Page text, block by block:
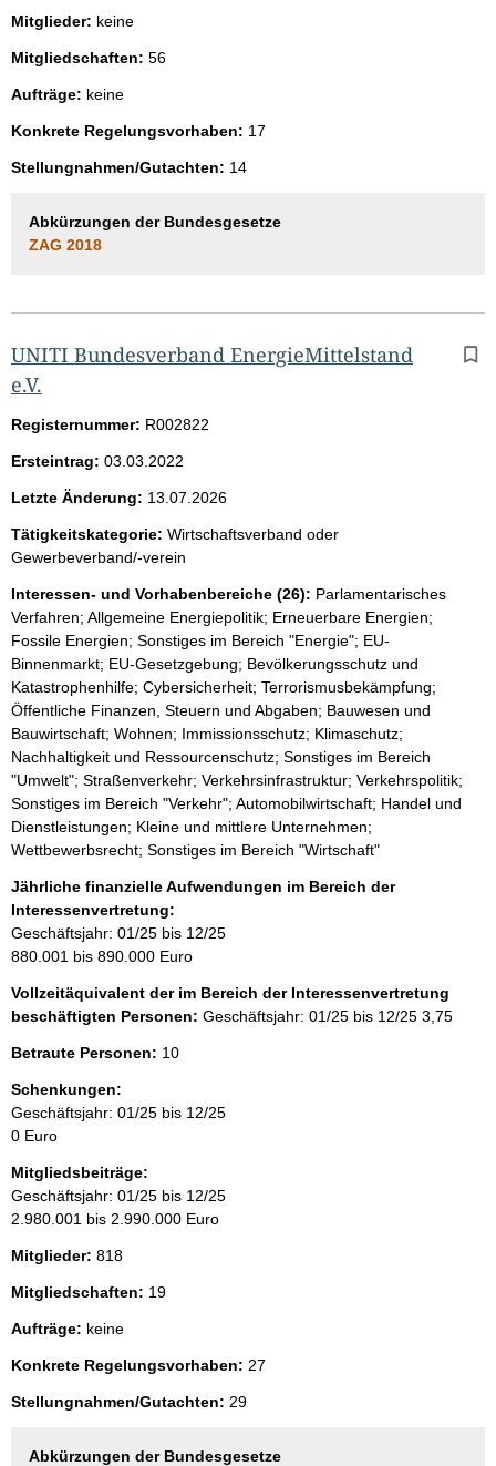
Mitglieder: keine
Mitgliedschaften: 56
Aufträge: keine
Konkrete Regelungsvorhaben: 17
Stellungnahmen/Gutachten: 14
Abkürzungen der Bundesgesetze
ZAG 2018
UNITI Bundesverband EnergieMittelstand
e.V.
Registernummer: R002822
Ersteintrag: 03.03.2022
Letzte Änderung: 13.07.2026
Tätigkeitskategorie: Wirtschaftsverband oder
Gewerbeverband/-verein
Interessen- und Vorhabenbereiche (26): Parlamentarisches
Verfahren; Allgemeine Energiepolitik; Erneuerbare Energien;
Fossile Energien; Sonstiges im Bereich "Energie"; EU-
Binnenmarkt; EU-Gesetzgebung; Bevölkerungsschutz und
Katastrophenhilfe; Cybersicherheit; Terrorismusbekämpfung;
Öffentliche Finanzen, Steuern und Abgaben; Bauwesen und
Bauwirtschaft; Wohnen; Immissionsschutz; Klimaschutz;
Nachhaltigkeit und Ressourcenschutz; Sonstiges im Bereich
"Umwelt"; Straßenverkehr; Verkehrsinfrastruktur; Verkehrspolitik;
Sonstiges im Bereich "Verkehr"; Automobilwirtschaft; Handel und
Dienstleistungen; Kleine und mittlere Unternehmen;
Wettbewerbsrecht; Sonstiges im Bereich "Wirtschaft"
Jährliche finanzielle Aufwendungen im Bereich der
Interessenvertretung:
Geschäftsjahr: 01/25 bis 12/25
880.001 bis 890.000 Euro
Vollzeitäquivalent der im Bereich der Interessenvertretung
beschäftigten Personen: Geschäftsjahr: 01/25 bis 12/25 3,75
Betraute Personen: 10
Schenkungen:
Geschäftsjahr: 01/25 bis 12/25
0 Euro
Mitgliedsbeiträge:
Geschäftsjahr: 01/25 bis 12/25
2.980.001 bis 2.990.000 Euro
Mitglieder: 818
Mitgliedschaften: 19
Aufträge: keine
Konkrete Regelungsvorhaben: 27
Stellungnahmen/Gutachten: 29
Abkürzungen der Bundesgesetze